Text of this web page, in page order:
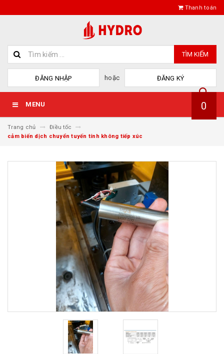
Thanh toán
TÌM KIẾM
ĐĂNG NHẬP hoặc ĐĂNG KÝ
MENU 0
Trang chủ
Điều tốc
cảm biến dịch chuyển tuyến tính không tiếp xúc